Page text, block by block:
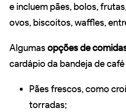
e incluem pães, bolos,
ovos, biscoitos, waffles,
Algumasopções de
cardápio da bandeja de
Pães frescos, como
torradas;